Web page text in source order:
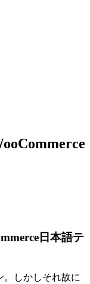
日本語テ
。しかしそれ故に